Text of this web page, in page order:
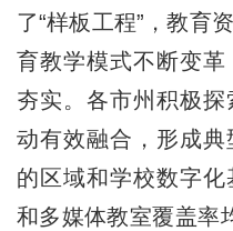
了“样板工程”，教育
育教学模式不断变
夯实。各市州积极
动有效融合，形成
的区域和学校数字
和多媒体教室覆盖率